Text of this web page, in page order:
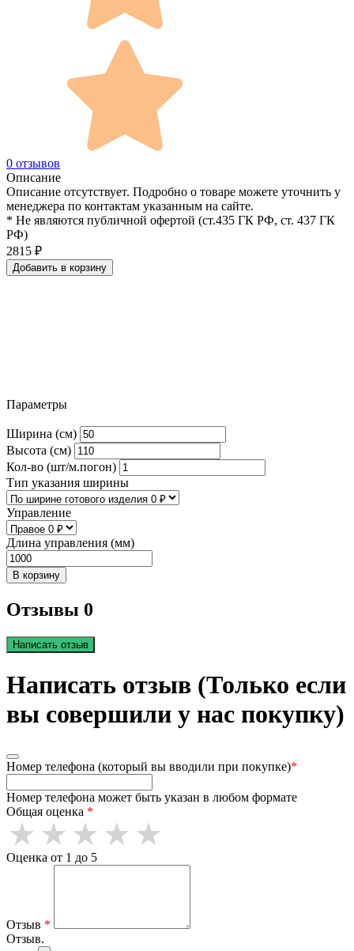
0 отзывов
Описание
Описание отсутствует. Подробно о товаре можете уточнить у
менеджера по контактам указанным на сайте.
* Не являются публичной офертой (ст.435 ГК РФ, cт. 437 ГК
РФ)
2815 ₽
Добавить в корзину
Параметры
Ширина (см)
Высота (см)
Кол-во (шт/м.погон)
Тип указания ширины
Управление
Длина управления (мм)
В корзину
Отзывы 0
Написать отзыв
Написать отзыв (Только если
вы совершили у нас покупку)
Номер телефона (который вы вводили при покупке)*
Номер телефона может быть указан в любом формате
Общая оценка *
Оценка от 1 до 5
Отзыв *
Отзыв.